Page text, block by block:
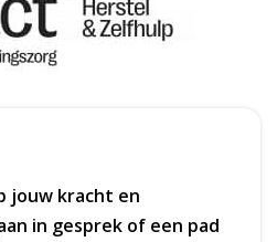
jouw kracht en
in gesprek of een pad